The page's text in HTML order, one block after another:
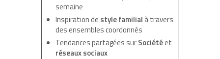
semaine
Inspiration de style familial à travers
des ensembles coordonnés
Tendances partagées surSociétéet
réseaux sociaux